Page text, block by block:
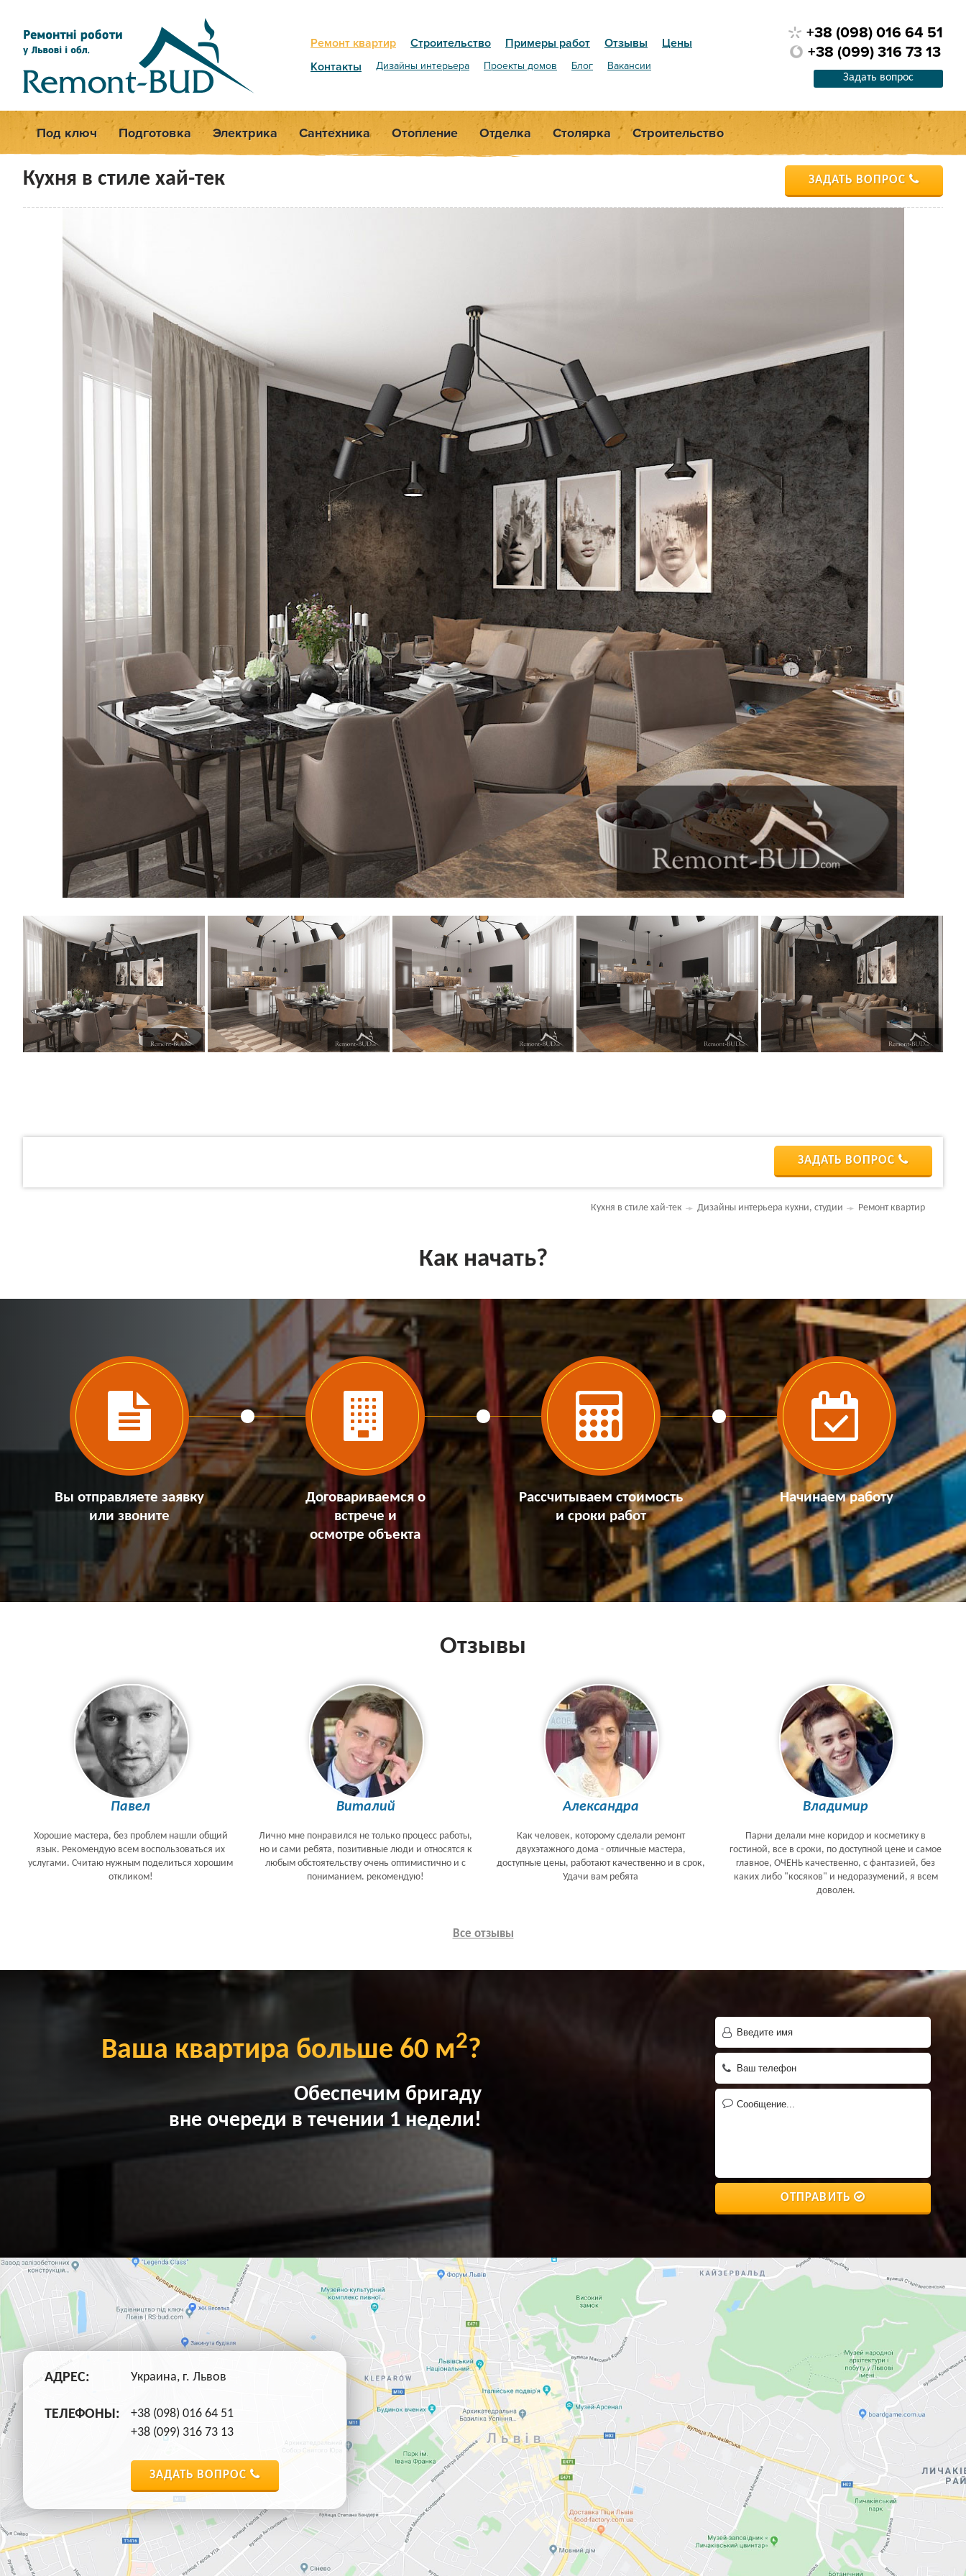
Ремонт квартир Строительство Примеры работ Отзывы
Цены
Контакты
Дизайны интерьера Проекты домов Блог Вакансии
+38 (098) 016 64 51
+38 (099) 316 73 13
Задать вопрос
Под ключ Подготовка Электрика Сантехника Отопление Отделка Столярка Строительство
Кухня в стиле хай-тек ЗАДАТЬ ВОПРОС
ЗАДАТЬ ВОПРОС
Ремонт квартир
Дизайны интерьера кухни, студии
Кухня в стиле хай-тек
Как начать?
Вы отправляете заявку
или звоните
Договариваемся о
встрече и
осмотре объекта
Рассчитываем стоимость
и сроки работ
Начинаем работу
Отзывы
Павел
Хорошие мастера, без проблем нашли общий
язык. Рекомендую всем воспользоваться их
услугами. Считаю нужным поделиться хорошим
откликом!
Виталий
Лично мне понравился не только процесс работы,
но и сами ребята, позитивные люди и относятся к
любым обстоятельству очень оптимистично и с
пониманием. рекомендую!
Александра
Как человек, которому сделали ремонт
двухэтажного дома - отличные мастера,
доступные цены, работают качественно и в срок,
Удачи вам ребята
Владимир
Парни делали мне коридор и косметику в
гостиной, все в сроки, по доступной цене и самое
главное, ОЧЕНЬ качественно, с фантазией, без
каких либо "косяков" и недоразумений, я всем
доволен.
Все отзывы
Ваша квартира больше 60 м2?
Обеспечим бригаду
вне очереди в течении 1 недели!
ОТПРАВИТЬ
АДРЕС: Украина, г. Львов
ТЕЛЕФОНЫ:
+38 (098) 016 64 51
+38 (099) 316 73 13
ЗАДАТЬ ВОПРОС